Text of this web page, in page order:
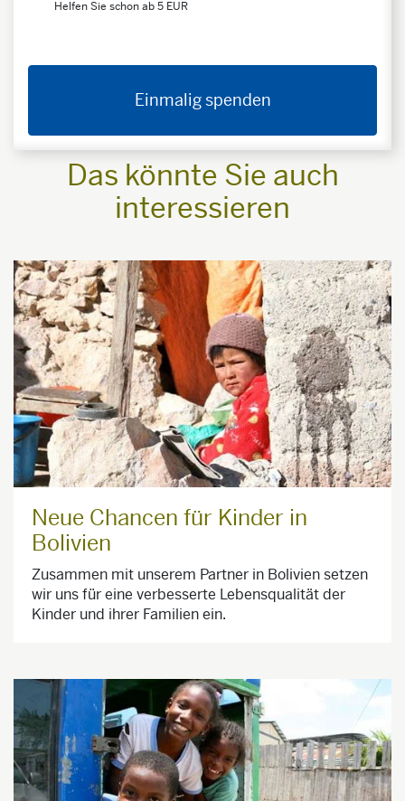
Helfen Sie schon ab 5 EUR
Einmalig spenden
Das könnte Sie auch
interessieren
Neue Chancen für Kinder in
Bolivien
Zusammen mit unserem Partner in Bolivien setzen
wir uns für eine verbesserte Lebensqualität der
Kinder und ihrer Familien ein.